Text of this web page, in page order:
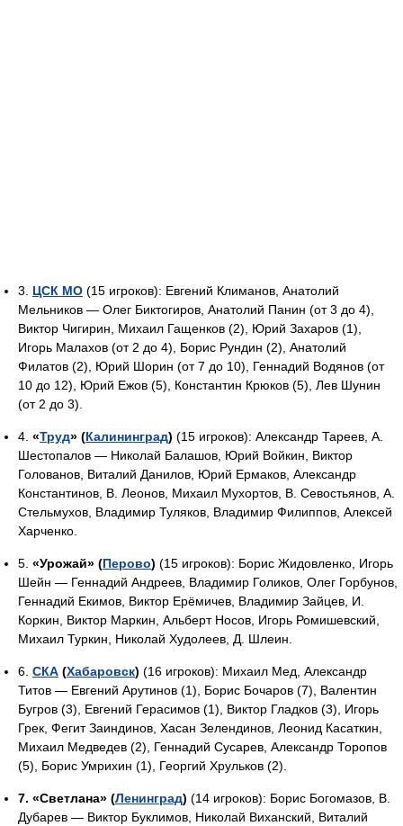
3. ЦСК МО (15 игроков): Евгений Климанов, Анатолий
Мельников — Олег Биктогиров, Анатолий Панин (от 3 до 4),
Виктор Чигирин, Михаил Гащенков (2), Юрий Захаров (1),
Игорь Малахов (от 2 до 4), Борис Рундин (2), Анатолий
Филатов (2), Юрий Шорин (от 7 до 10), Геннадий Водянов (от
10 до 12), Юрий Ежов (5), Константин Крюков (5), Лев Шунин
(от 2 до 3).
4. «Труд» (Калининград) (15 игроков): Александр Тареев, А.
Шестопалов — Николай Балашов, Юрий Войкин, Виктор
Голованов, Виталий Данилов, Юрий Ермаков, Александр
Константинов, В. Леонов, Михаил Мухортов, В. Севостьянов, А.
Стельмухов, Владимир Туляков, Владимир Филиппов, Алексей
Харченко.
5. «Урожай» (Перово) (15 игроков): Борис Жидовленко, Игорь
Шейн — Геннадий Андреев, Владимир Голиков, Олег Горбунов,
Геннадий Екимов, Виктор Ерёмичев, Владимир Зайцев, И.
Коркин, Виктор Маркин, Альберт Носов, Игорь Ромишевский,
Михаил Туркин, Николай Худолеев, Д. Шлеин.
6. СКА (Хабаровск) (16 игроков): Михаил Мед, Александр
Титов — Евгений Арутинов (1), Борис Бочаров (7), Валентин
Бугров (3), Евгений Герасимов (1), Виктор Гладков (3), Игорь
Грек, Фегит Заиндинов, Хасан Зелендинов, Леонид Касаткин,
Михаил Медведев (2), Геннадий Сусарев, Александр Торопов
(5), Борис Умрихин (1), Георгий Хрульков (2).
7. «Светлана» (Ленинград) (14 игроков): Борис Богомазов, В.
Дубарев — Виктор Буклимов, Николай Виханский, Виталий